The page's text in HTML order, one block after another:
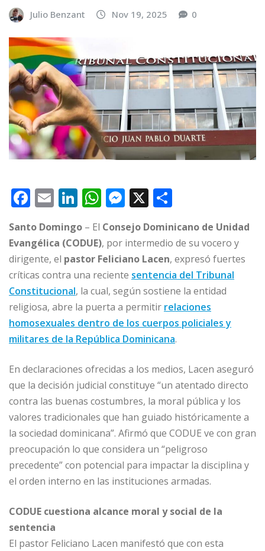
Julio Benzant Nov 19, 2025 0
F
a
c
e
b
o
o
k
E
m
ai
l
Li
k
e
dI
n
W
h
at
s
A
p
p
M
e
ss
e
n
g
e
r
X
o
m
p
ar
ti
r
Santo Domingo – El Consejo Dominicano de Unidad
Evangélica (CODUE), por intermedio de su vocero y
dirigente, el pastor Feliciano Lacen, expresó fuertes
críticas contra una reciente sentencia del Tribunal
Constitucional, la cual, según sostiene la entidad
religiosa, abre la puerta a permitir relaciones
homosexuales dentro de los cuerpos policiales y
militares de la República Dominicana.
En declaraciones ofrecidas a los medios, Lacen aseguró
que la decisión judicial constituye “un atentado directo
contra las buenas costumbres, la moral pública y los
valores tradicionales que han guiado históricamente a
la sociedad dominicana”. Afirmó que CODUE ve con gran
preocupación lo que considera un “peligroso
precedente” con potencial para impactar la disciplina y
el orden interno en las instituciones armadas.
CODUE cuestiona alcance moral y social de la
sentencia
El pastor Feliciano Lacen manifestó que con esta